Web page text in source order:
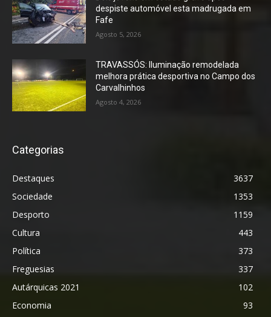
despiste automóvel esta madrugada em
Fafe
Agosto 5, 2026
TRAVASSÓS: Iluminação remodelada
melhora prática desportiva no Campo dos
Carvalhinhos
Agosto 4, 2026
Categorias
Destaques
3637
Sociedade
1353
Desporto
1159
Cultura
443
Política
373
Freguesias
337
Autárquicas 2021
102
Economia
93